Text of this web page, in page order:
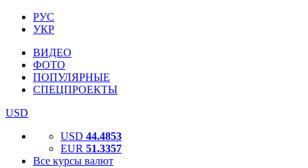
РУС
УКР
ВИДЕО
ФОТО
ПОПУЛЯРНЫЕ
СПЕЦПРОЕКТЫ
USD
USD 44.4853
EUR 51.3357
Все курсы валют